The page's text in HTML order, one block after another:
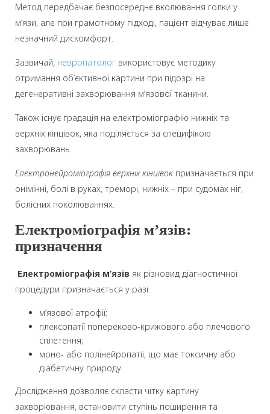
Метод передбачає безпосереднє вколювання голки у
м’язи, але при грамотному підході, пацієнт відчуває лише
незначний дискомфорт.
Зазвичай, невропатолог використовує методику
отримання об’єктивної картини при підозрі на
дегенеративні захворювання м’язової тканини.
Також існує градація на електроміографію нижніх та
верхніх кінцівок, яка поділяється за специфікою
захворювань.
Електронейроміографія верхніх кінцівок призначається при
онімінні, болі в руках, треморі, нижніх – при судомах ніг,
болісних поколюваннях.
Електроміографія м’язів:
призначення
Електроміографія м’язів як різновид діагностичної
процедури призначається у разі:
м’язової атрофії;
плексопатії попереково-крижового або плечового
сплетення;
моно- або полінейропатії, що має токсичну або
діабетичну природу.
Дослідження дозволяє скласти чітку картину
захворювання, встановити ступінь поширення та